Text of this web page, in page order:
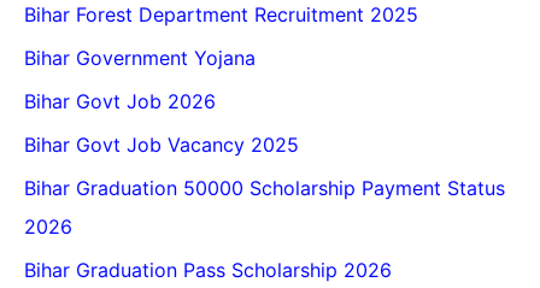
Bihar Forest Department Recruitment 2025
Bihar Government Yojana
Bihar Govt Job 2026
Bihar Govt Job Vacancy 2025
Bihar Graduation 50000 Scholarship Payment Status
2026
Bihar Graduation Pass Scholarship 2026